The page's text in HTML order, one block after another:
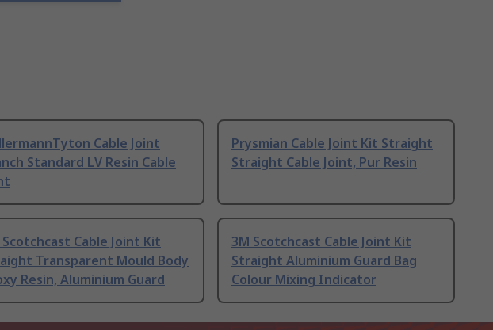
Cable Joint
Standard LV Resin Cable
Prysmian Cable Joint Kit Straight
Straight Cable Joint, Pur Resin
Scotchcast Cable Joint Kit
Transparent Mould Body
Resin, Aluminium Guard
3M Scotchcast Cable Joint Kit
Straight Aluminium Guard Bag
Colour Mixing Indicator